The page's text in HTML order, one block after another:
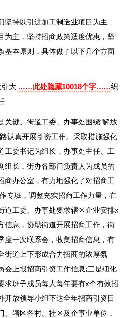
坚持以引进加工制造业项目为主，
为主，坚持招商政策适度优惠，坚
基本原则，具体做了以下几个方面
引大 ……此处隐藏10018个字……织
关键。街道工委、办事处围绕“解放
认真开展引资工作。采取措施强化
工委书记为组长，办事处主任、工
组长，街办各部门负责人为成员的
商办公室，有力地强化了对招商工
专班，调整充实招商工作力量，在
道工委、办事处要求辖区企业安排x
信息，协助街道开展招商工作，街
度一次联系会，收集招商信息，有
街道上下形成合力招商的浓厚氛
会上报招商引资工作信息;三是细化
求班子成员每人每年要有x个有效招
开放领导小组下达全年招商引资目
、辖区各村、社区及企事业单位，